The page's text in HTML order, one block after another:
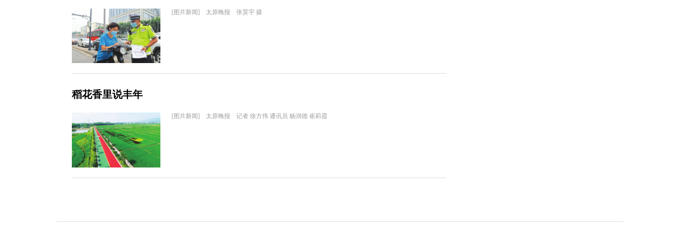
[图片新闻] 太原晚报 张昊宇 摄
稻花香里说丰年
[图片新闻] 太原晚报 记者 徐方伟 通讯员 杨润德 崔莉霞